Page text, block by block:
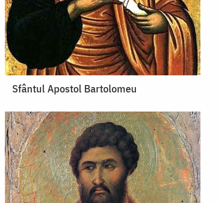
Sfântul Apostol Bartolomeu